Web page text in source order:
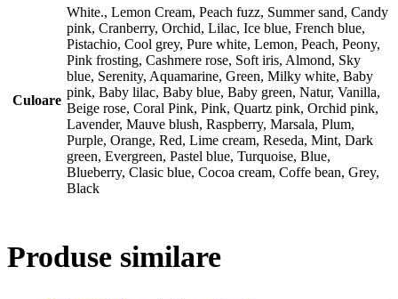
Culoare
White., Lemon Cream, Peach fuzz, Summer sand, Candy
pink, Cranberry, Orchid, Lilac, Ice blue, French blue,
Pistachio, Cool grey, Pure white, Lemon, Peach, Peony,
Pink frosting, Cashmere rose, Soft iris, Almond, Sky
blue, Serenity, Aquamarine, Green, Milky white, Baby
pink, Baby lilac, Baby blue, Baby green, Natur, Vanilla,
Beige rose, Coral Pink, Pink, Quartz pink, Orchid pink,
Lavender, Mauve blush, Raspberry, Marsala, Plum,
Purple, Orange, Red, Lime cream, Reseda, Mint, Dark
green, Evergreen, Pastel blue, Turquoise, Blue,
Blueberry, Clasic blue, Cocoa cream, Coffe bean, Grey,
Black
Produse similare